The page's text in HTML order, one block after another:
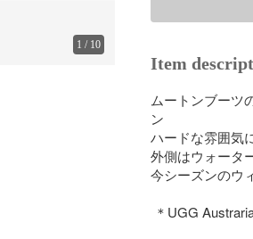
1 / 10
Item
ムートンブーツ
ン
ハードな雰囲気
外側はウォータ
今シーズンのウ